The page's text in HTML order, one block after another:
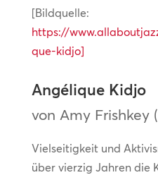
[Bildquelle:
https://
que-kidjo]
Angélique Kidjo
von Amy Frishkey
Vielseitigkeit und
über vierzig Jahren die